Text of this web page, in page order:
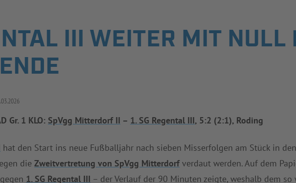
III WEITER MIT
Gr. 1 KLO: SpVgg Mitterdorf II – 1. SG Regental III, 5:2 (2:1), Roding
hat den Start ins neue Fußballjahr nach sieben Misserfolgen am Stück in
dieZweitvertretung von SpVgg Mitterdorfverdaut werden. Auf dem
1. SG Regental III – der Verlauf der 90 Minuten zeigte, weshalb dem so